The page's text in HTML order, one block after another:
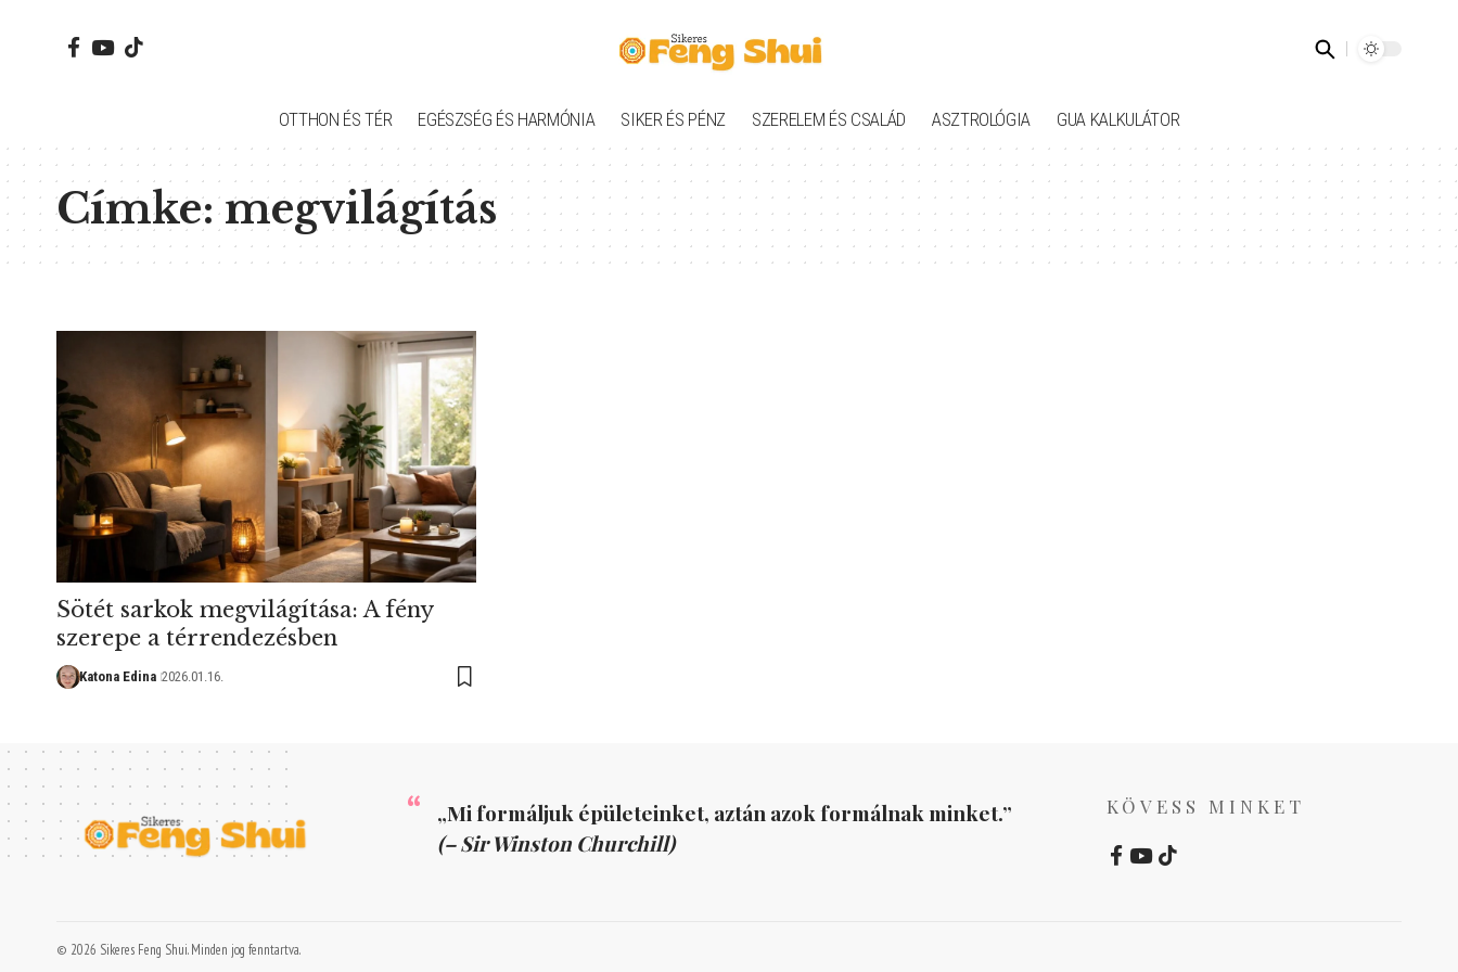
OTTHON ÉS TÉR EGÉSZSÉG ÉS HARMÓNIA SIKER ÉS PÉNZ SZERELEM ÉS CSALÁD ASZTROLÓGIA GUA KALKULÁTOR
Címke:megvilágítás
Sötét sarkok megvilágítása: A fény
szerepe a térrendezésben
Katona Edina 2026.01.16.
„Mi formáljuk épületeinket, aztán azok formálnak minket.”
(– Sir Winston Churchill)
KÖVESS MINKET
© 2026 Sikeres Feng Shui. Minden jog fenntartva.